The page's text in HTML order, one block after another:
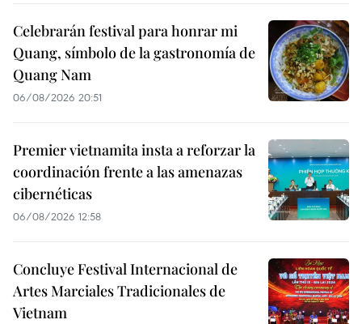
Celebrarán festival para honrar mi
Quang, símbolo de la gastronomía de
Quang Nam
06/08/2026 20:51
Premier vietnamita insta a reforzar la
coordinación frente a las amenazas
cibernéticas
06/08/2026 12:58
Concluye Festival Internacional de
Artes Marciales Tradicionales de
Vietnam